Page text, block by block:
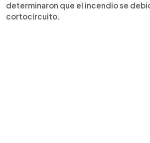
determinaron que el incendio se
cortocircuito.